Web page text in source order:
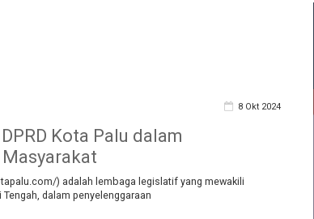
8 Okt 2024
Kota Palu dalam
) adalah lembaga legislatif yang mewakili
dalam penyelenggaraan